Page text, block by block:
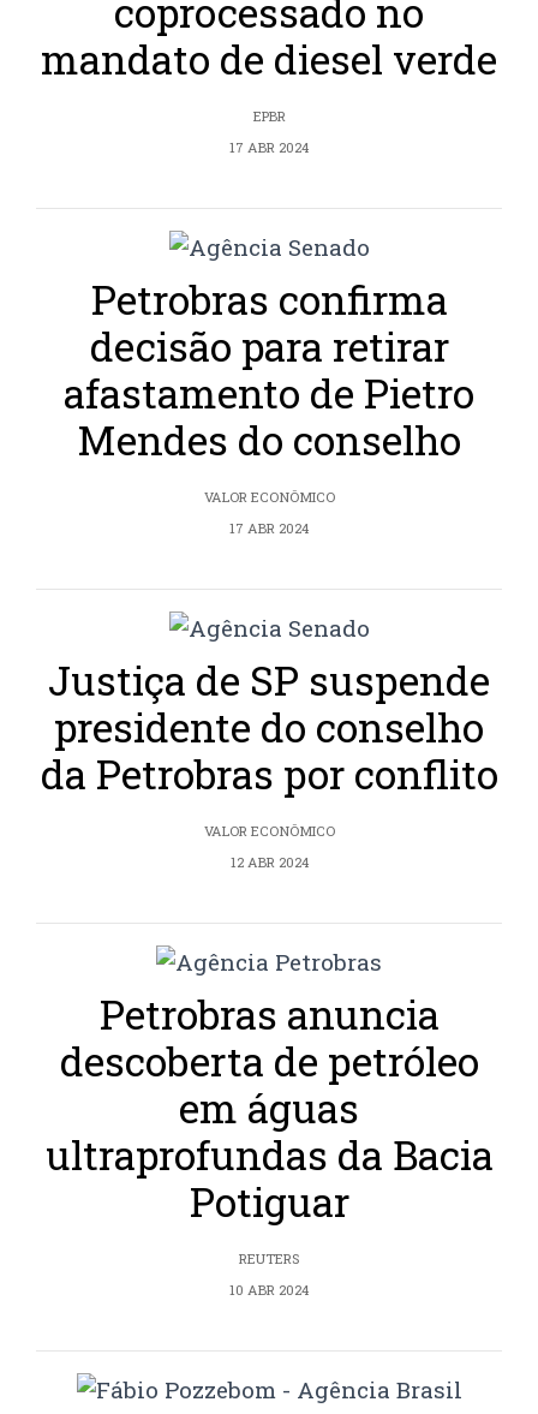
coprocessado no
mandato de diesel verde
EPBR
17 ABR 2024
Petrobras confirma
decisão para retirar
afastamento de Pietro
Mendes do conselho
VALOR ECONÔMICO
17 ABR 2024
Justiça de SP suspende
presidente do conselho
da Petrobras por conflito
VALOR ECONÔMICO
12 ABR 2024
Petrobras anuncia
descoberta de petróleo
em águas
ultraprofundas da Bacia
Potiguar
REUTERS
10 ABR 2024